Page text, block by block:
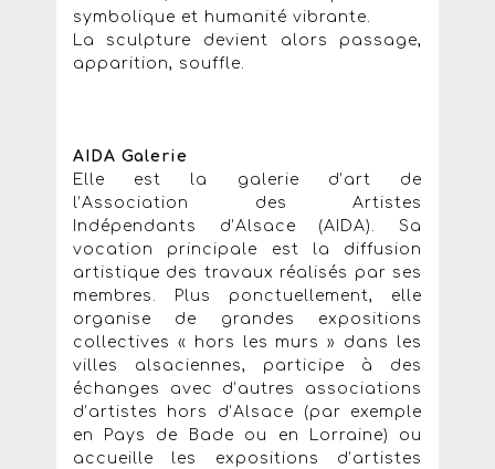
symbolique et humanité vibrante.
La sculpture devient alors passage,
apparition, souffle.
AIDA Galerie
Elle est la galerie d’art de
l’Association des Artistes
Indépendants d’Alsace (AIDA). Sa
vocation principale est la diffusion
artistique des travaux réalisés par ses
membres. Plus ponctuellement, elle
organise de grandes expositions
collectives « hors les murs » dans les
villes alsaciennes, participe à des
échanges avec d’autres associations
d’artistes hors d’Alsace (par exemple
en Pays de Bade ou en Lorraine) ou
accueille les expositions d’artistes